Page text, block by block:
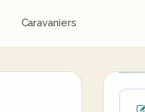
Caravaniers